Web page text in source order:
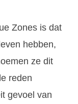
Zones is dat
hebben,
ze dit
reden
gevoel van